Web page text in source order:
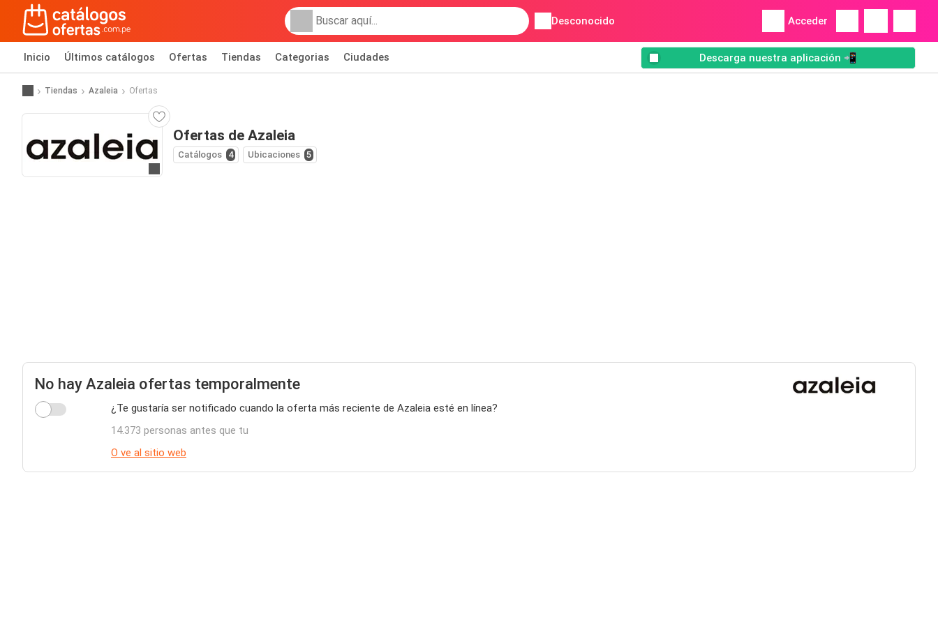
Desconocido Acceder
Inicio Últimos catálogos Ofertas Tiendas Categorias Ciudades Descarga nuestra aplicación 📲
Tiendas Azaleia Ofertas
Ofertas de Azaleia
Catálogos 4 Ubicaciones 5
No hay Azaleia ofertas temporalmente
¿Te gustaría ser notificado cuando la oferta más reciente de Azaleia esté en línea?
14.373 personas antes que tu
O ve al sitio web